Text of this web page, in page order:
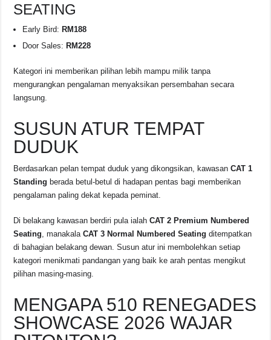
SEATING
Early Bird: RM188
Door Sales: RM228
Kategori ini memberikan pilihan lebih mampu milik tanpa
mengurangkan pengalaman menyaksikan persembahan secara
langsung.
SUSUN ATUR TEMPAT
DUDUK
Berdasarkan pelan tempat duduk yang dikongsikan, kawasanCAT 1
Standing berada betul-betul di hadapan pentas bagi memberikan
pengalaman paling dekat kepada peminat.
Di belakang kawasan berdiri pula ialahCAT 2 Premium Numbered
Seating, manakalaCAT 3 Normal Numbered Seating ditempatkan
di bahagian belakang dewan. Susun atur ini membolehkan setiap
kategori menikmati pandangan yang baik ke arah pentas mengikut
pilihan masing-masing.
MENGAPA 510 RENEGADES
SHOWCASE 2026 WAJAR